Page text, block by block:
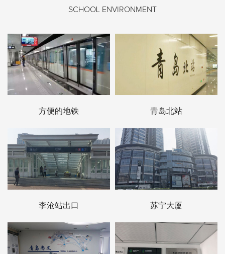
SCHOOL ENVIRONMENT
方便的地铁 青岛北站
李沧站出口 苏宁大厦